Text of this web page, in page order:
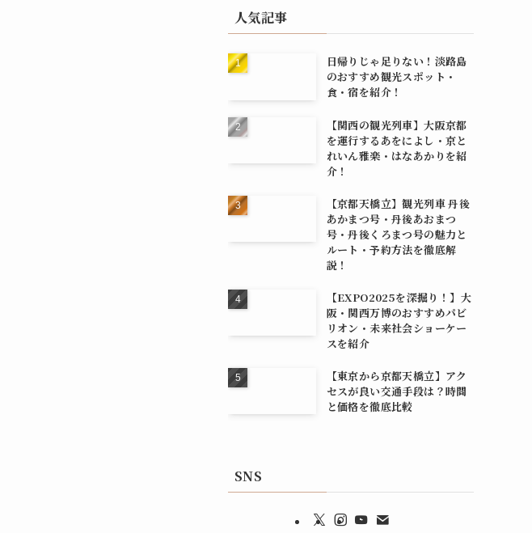
人気記事
日帰りじゃ足りない！淡路島
のおすすめ観光スポット・
食・宿を紹介！
【関西の観光列車】大阪京都
を運行するあをによし・京と
れいん雅楽・はなあかりを紹
介！
【京都天橋立】観光列車 丹後
あかまつ号・丹後あおまつ
号・丹後くろまつ号の魅力と
ルート・予約方法を徹底解
説！
【EXPO2025を深掘り！】大
阪・関西万博のおすすめパビ
リオン・未来社会ショーケー
スを紹介
【東京から京都天橋立】アク
セスが良い交通手段は？時間
と価格を徹底比較
SNS